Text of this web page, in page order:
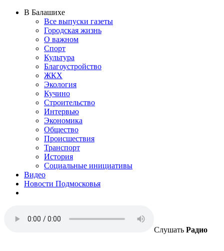
В Балашихе
Все выпуски газеты
Городская жизнь
О важном
Спорт
Культура
Благоустройство
ЖКХ
Экология
Кучино
Строительство
Интервью
Экономика
Общество
Происшествия
Транспорт
История
Социальные инициативы
Видео
Новости Подмосковья
Слушать Радио